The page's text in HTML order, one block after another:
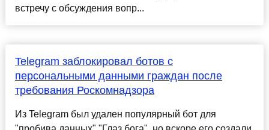
встречу с обсуждения вопр...
Telegram заблокировал ботов с
персональными данными граждан после
требования Роскомнадзора
Из Telegram был удален популярный бот для